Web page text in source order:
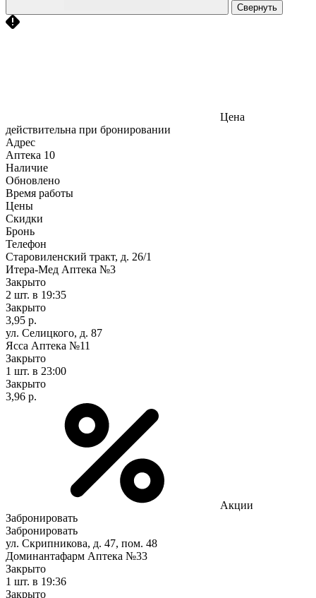
Свернуть
Цена
действительна при бронировании
Адрес
Аптека 10
Наличие
Обновлено
Время работы
Цены
Скидки
Бронь
Телефон
Старовиленский тракт, д. 26/1
Итера-Мед Аптека №3
Закрыто
2 шт. в 19:35
Закрыто
3,95 р.
ул. Селицкого, д. 87
Ясса Аптека №11
Закрыто
1 шт. в 23:00
Закрыто
3,96 р.
Акции
Забронировать
Забронировать
ул. Скрипникова, д. 47, пом. 48
Доминантафарм Аптека №33
Закрыто
1 шт. в 19:36
Закрыто